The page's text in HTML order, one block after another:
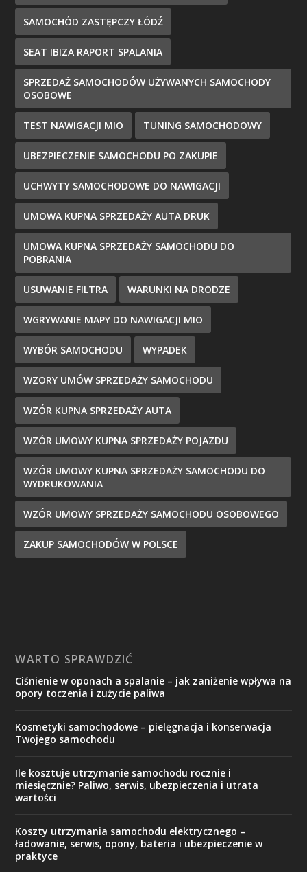
SAMOCHÓD ZASTĘPCZY ŁÓDŹ
SEAT IBIZA RAPORT SPALANIA
SPRZEDAŻ SAMOCHODÓW UŻYWANYCH SAMOCHODY
OSOBOWE
TEST NAWIGACJI MIO TUNING SAMOCHODOWY
UBEZPIECZENIE SAMOCHODU PO ZAKUPIE
UCHWYTY SAMOCHODOWE DO NAWIGACJI
UMOWA KUPNA SPRZEDAŻY AUTA DRUK
UMOWA KUPNA SPRZEDAŻY SAMOCHODU DO
POBRANIA
USUWANIE FILTRA WARUNKI NA DRODZE
WGRYWANIE MAPY DO NAWIGACJI MIO
WYBÓR SAMOCHODU WYPADEK
WZORY UMÓW SPRZEDAŻY SAMOCHODU
WZÓR KUPNA SPRZEDAŻY AUTA
WZÓR UMOWY KUPNA SPRZEDAŻY POJAZDU
WZÓR UMOWY KUPNA SPRZEDAŻY SAMOCHODU DO
WYDRUKOWANIA
WZÓR UMOWY SPRZEDAŻY SAMOCHODU OSOBOWEGO
ZAKUP SAMOCHODÓW W POLSCE
WARTO SPRAWDZIĆ
Ciśnienie w oponach a spalanie – jak zaniżenie wpływa na
opory toczenia i zużycie paliwa
Kosmetyki samochodowe – pielęgnacja i konserwacja
Twojego samochodu
Ile kosztuje utrzymanie samochodu rocznie i
miesięcznie? Paliwo, serwis, ubezpieczenia i utrata
wartości
Koszty utrzymania samochodu elektrycznego –
ładowanie, serwis, opony, bateria i ubezpieczenie w
praktyce